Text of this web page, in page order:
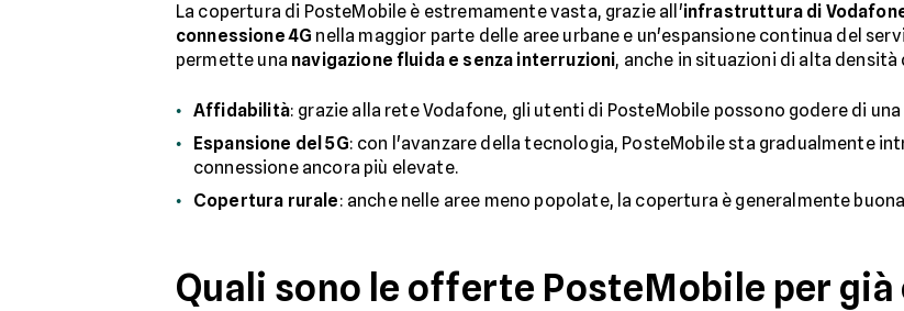
La copertura di PosteMobile è estremamente vasta, grazie all'infrastruttura di
connessione 4G nella maggior parte delle aree urbane e un'espansione continua del
permette una navigazione fluida e senza interruzioni, anche in situazioni di alta
Affidabilità: grazie alla rete Vodafone, gli utenti di PosteMobile possono godere di
Espansione del 5G: con l'avanzare della tecnologia, PosteMobile sta gradualmente
connessione ancora più elevate.
Copertura rurale: anche nelle aree meno popolate, la copertura è generalmente
Quali sono le offerte PosteMobile per